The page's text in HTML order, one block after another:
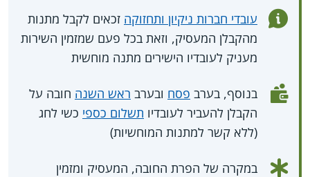
עובדי חברות ניקיון ותחזוקה זכאים לקבל מתנות
מהקבלן המעסיק, וזאת בכל פעם שמזמין השירות
מעניק לעובדיו הישירים מתנה מוחשית
בנוסף, בערב פסח ובערב ראש השנה חובה על
הקבלן להעביר לעובדיו תשלום כספי כשי לחג
(ללא קשר למתנות המוחשיות)
במקרה של הפרת החובה, המעסיק ומזמין